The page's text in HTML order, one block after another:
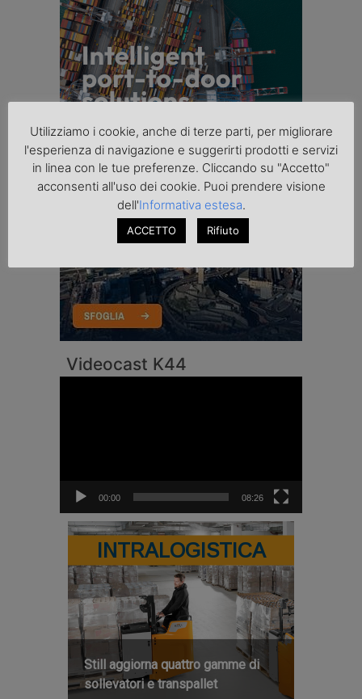
Videocast K44
00:00 08:26
INTRALOGISTICA
Still aggiorna quattro gamme di
sollevatori e transpallet
Utilizziamo i cookie, anche di terze parti, per migliorare
l'esperienza di navigazione e suggerirti prodotti e servizi
in linea con le tue preferenze. Cliccando su "Accetto"
acconsenti all'uso dei cookie. Puoi prendere visione
dell'Informativa estesa.
ACCETTO Rifiuto